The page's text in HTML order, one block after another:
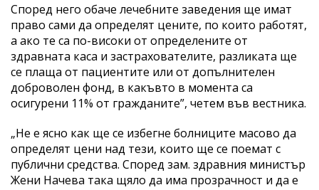
Според него обаче лечебните заведения ще имат
право сами да определят цените, по които работят,
а ако те са по-високи от определените от
здравната каса и застрахователите, разликата ще
се плаща от пациентите или от допълнителен
доброволен фонд, в какъвто в момента са
осигурени 11% от гражданите”, четем във вестника.
„Не е ясно как ще се избегне болниците масово да
определят цени над тези, които ще се поемат с
публични средства. Според зам. здравния министър
Жени Начева така щяло да има прозрачност и да е